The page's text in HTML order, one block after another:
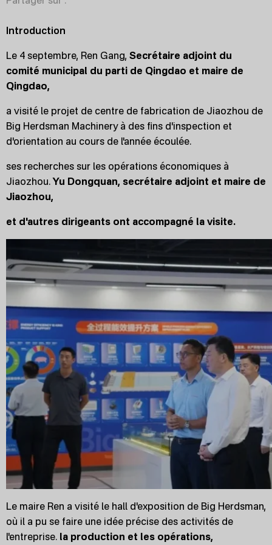
Introduction
Le 4 septembre, Ren Gang, Secrétaire adjoint du
comité municipal du parti de Qingdao et maire de
Qingdao,
a visité le projet de centre de fabrication de Jiaozhou de
Big Herdsman Machinery à des fins d'inspection et
d'orientation au cours de l'année écoulée.
ses recherches sur les opérations économiques à
Jiaozhou.Yu Dongquan, secrétaire adjoint et maire de
Jiaozhou,
et d'autres dirigeants ont accompagné la visite.
Le maire Ren a visité le hall d'exposition de Big Herdsman,
où il a pu se faire une idée précise des activités de
l'entreprise. la production et les opérations,